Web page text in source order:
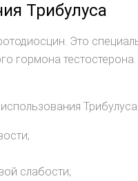
Трибулуса
Это
гормона
Трибулуса:
слабости;